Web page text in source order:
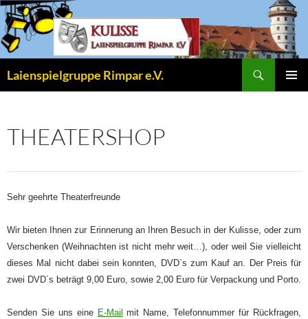
Zum
Inhalt
springen
Laienspielgruppe Rimpar e.V.
THEATERSHOP
Sehr geehrte Theaterfreunde
Wir bieten Ihnen zur Erinnerung an Ihren Besuch in der Kulisse, oder zum
Verschenken (Weihnachten ist nicht mehr weit…), oder weil Sie vielleicht
dieses Mal nicht dabei sein konnten, DVD`s zum Kauf an. Der Preis für
zwei DVD´s beträgt 9,00 Euro, sowie 2,00 Euro für Verpackung und Porto.
Senden Sie uns eine E-Mail mit Name, Telefonnummer für Rückfragen,